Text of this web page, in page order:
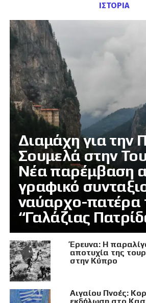
ΙΣΤΟΡΙΑ
Διαμάχη για την
Σουμελά στην
Νέα παρέμβαση
γραφικό
ναύαρχο-πατέρα
“Γαλάζιας
Έρευνα: Η
αποτυχία της
στην Κύπρο
Αιγαίου Πνοές: